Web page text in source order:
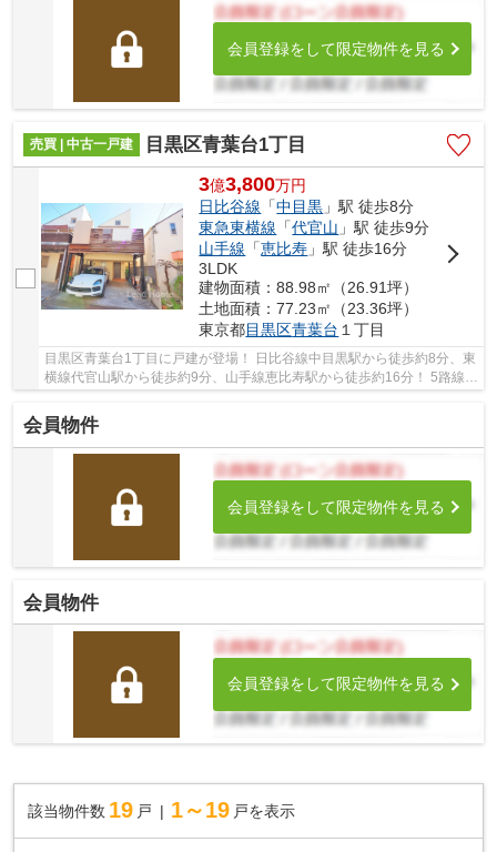
会員登録をして限定物件を見る
売買 | 中古一戸建 目黒区青葉台1丁目
3億3,800万円
日比谷線 「中目黒 」駅 徒歩8分
東急東横線 「代官山 」駅 徒歩9分
山手線 「恵比寿 」駅 徒歩16分
3LDK
建物面積：88.98㎡（26.91坪）
土地面積：77.23㎡（23.36坪）
東京都目黒区青葉台 １丁目
目黒区青葉台1丁目に戸建が登場！ 日比谷線中目黒駅から徒歩約8分、東
横線代官山駅から徒歩約9分、山手線恵比寿駅から徒歩約16分！ 5路線3
駅利用可能な大変便利な立地に位置した物件で...
会員物件
会員登録をして限定物件を見る
会員物件
会員登録をして限定物件を見る
該当物件数 19 戸 1～19 戸を表示